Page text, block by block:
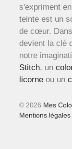
s'expriment
teinte est un
de cœur.
devient la clé
notre
Stitch, un
licorne ou un
© 2026 Mes
Mentions légales